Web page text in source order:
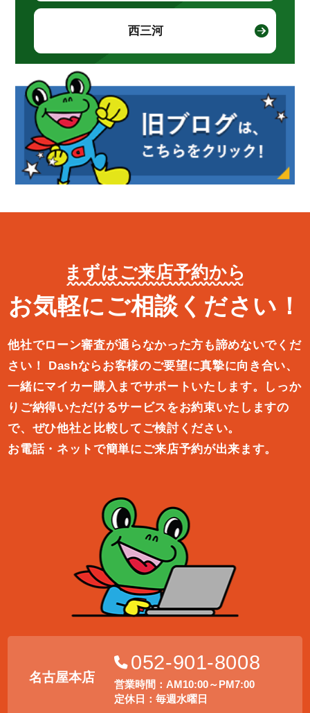
西三河
まずはご来店予約から
お気軽にご相談ください！
他社でローン審査が通らなかった方も諦めないでくだ
さい！
Dashならお客様のご要望に真摯に向き合い、
一緒にマイカー購入ま でサポートいたします。しっか
りご納得いただけるサービスをお約束いたしますの
で、ぜひ他社と比較してご検討ください。
お電話・ネットで簡単にご来店予約が出来ます。
名古屋本店
052-901-8008
営業時間：AM10:00～PM7:00
定休日：毎週水曜日